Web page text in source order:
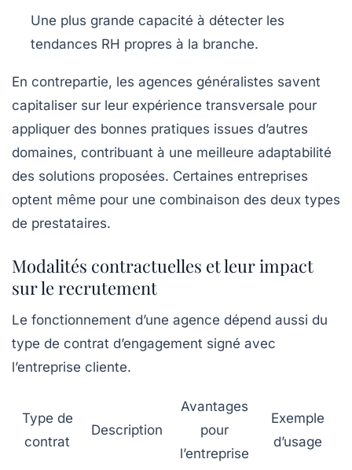
Une plus grande capacité à détecter les
tendances RH propres à la branche.
En contrepartie, les agences généralistes savent
capitaliser sur leur expérience transversale pour
appliquer des bonnes pratiques issues d’autres
domaines, contribuant à une meilleure adaptabilité
des solutions proposées. Certaines entreprises
optent même pour une combinaison des deux types
de prestataires.
Modalités contractuelles et leur impact
sur le recrutement
Le fonctionnement d’une agence dépend aussi du
type de contrat d’engagement signé avec
l’entreprise cliente.
Type de
contrat
Description
Avantages
pour
l’entreprise
Exemple
d’usage